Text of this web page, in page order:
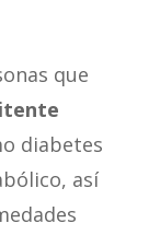
que
diabetes
así